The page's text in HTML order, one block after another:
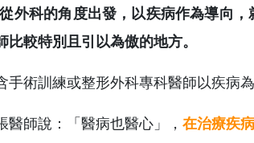
外科的角度出發，以疾病作為導向
較特別且引以為傲的地方。
術訓練或整形外科專科醫師以疾病
師說：「醫病也醫心」， 在治療疾